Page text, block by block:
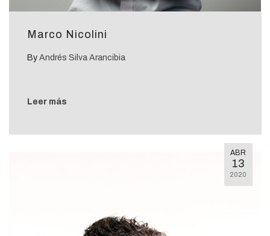
Marco Nicolini
By Andrés Silva Arancibia
Leer más
ABR
13
2020